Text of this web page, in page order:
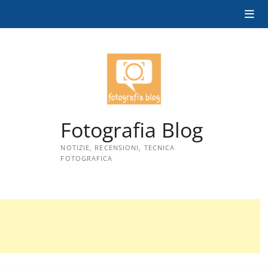
Fotografia Blog
NOTIZIE, RECENSIONI, TECNICA
FOTOGRAFICA